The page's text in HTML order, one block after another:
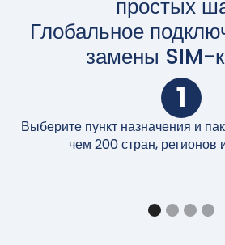
простых
Глобальное
замены SIM-
1
Выберите пункт назначения и
чем 200 стран, регионов